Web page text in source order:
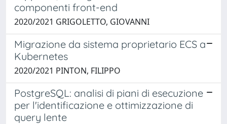
componenti front-end
2020/2021 GRIGOLETTO, GIOVANNI
Migrazione da sistema proprietario ECS a
Kubernetes
2020/2021 PINTON, FILIPPO
PostgreSQL: analisi di piani di esecuzione
per l'identificazione e ottimizzazione di
query lente